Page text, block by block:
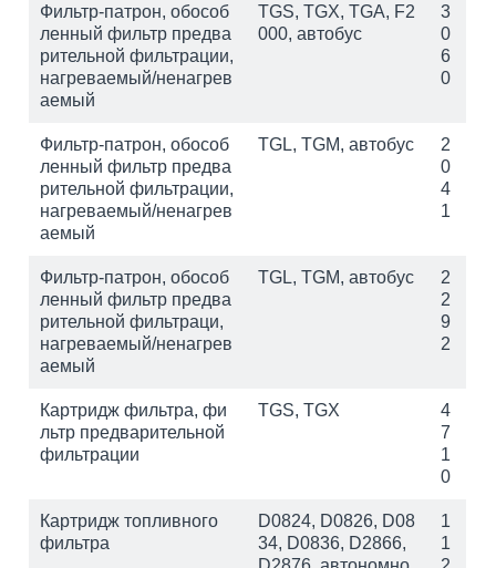
Фильтр-патрон, обособ
ленный фильтр предва
рительной фильтрации,
нагреваемый/ненагрев
аемый
TGS, TGX, TGA, F2
000, автобус
3
0
6
0
Фильтр-патрон, обособ
ленный фильтр предва
рительной фильтрации,
нагреваемый/ненагрев
аемый
TGL, TGM, автобус
2
0
4
1
Фильтр-патрон, обособ
ленный фильтр предва
рительной фильтраци,
нагреваемый/ненагрев
аемый
TGL, TGM, автобус
2
2
9
2
Картридж фильтра, фи
льтр предварительной
фильтрации
TGS, TGX
4
7
1
0
Картридж топливного
фильтра
D0824, D0826, D08
34, D0836, D2866,
1
1